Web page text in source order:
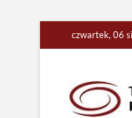
czwartek, 06